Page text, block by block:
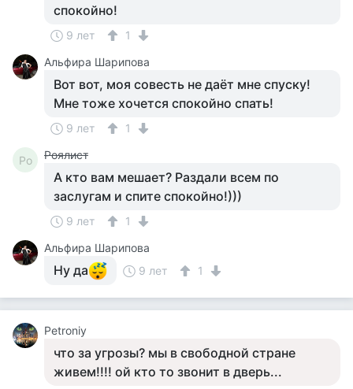
спокойно!
9 лет
1
Альфира Шарипова
Вот вот, моя совесть не даёт мне спуску!
Мне тоже хочется спокойно спать!
9 лет 1
Ро Роялист
А кто вам мешает? Раздали всем по
заслугам и спите спокойно!)))
9 лет
1
Альфира Шарипова
Ну да 9 лет 1
Petroniy
что за угрозы? мы в свободной стране
живем!!!! ой кто то звонит в дверь...